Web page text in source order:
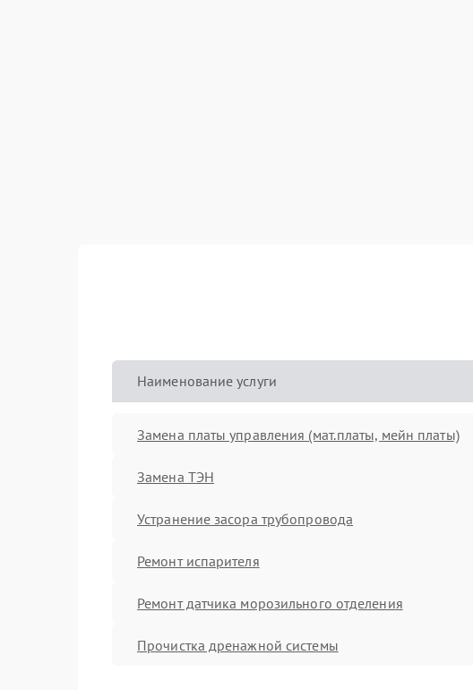
Наименование услуги
Замена платы управления (мат.платы, мейн платы)
Замена ТЭН
Устранение засора трубопровода
Ремонт испарителя
Ремонт датчика морозильного отделения
Прочистка дренажной системы